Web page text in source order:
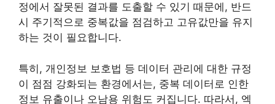
정에서 잘못된 결과를 도출할 수 있기 때문에, 반드
시 주기적으로 중복값을 점검하고 고유값만을 유지
하는 것이 필요합니다.
특히, 개인정보 보호법 등 데이터 관리에 대한 규정
이 점점 강화되는 환경에서는, 중복 데이터로 인한
정보 유출이나 오남용 위험도 커집니다. 따라서, 엑